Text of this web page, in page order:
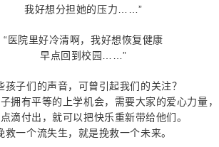
我好想分担她的压力……”
“医院里好冷清啊，我好想恢复健康
早点回到校园……”
孩子们的声音，可曾引起我们的关注？
拥有平等的上学机会，需要大家的爱心力量，
滴付出，就可以把快乐重新带给他们。
救一个流失生，就是挽救一个未来。